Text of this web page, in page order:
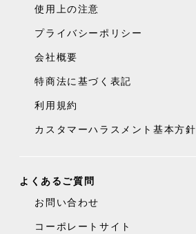
使用上の注意
プライバシーポリシー
会社概要
特商法に基づく表記
利用規約
カスタマーハラスメント基本方針
よくあるご質問
お問い合わせ
コーポレートサイト